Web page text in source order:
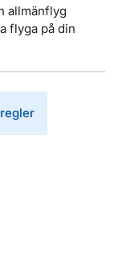
allmänflyg
flyga på din